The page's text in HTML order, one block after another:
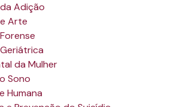
Adição
Arte
da Mulher
Sono
Humana